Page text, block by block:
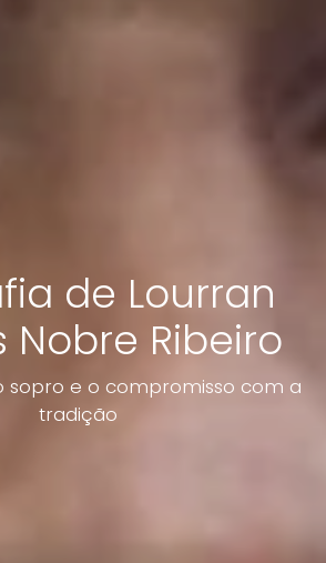
de Lourran
Nobre Ribeiro
sopro e o compromisso com a
tradição